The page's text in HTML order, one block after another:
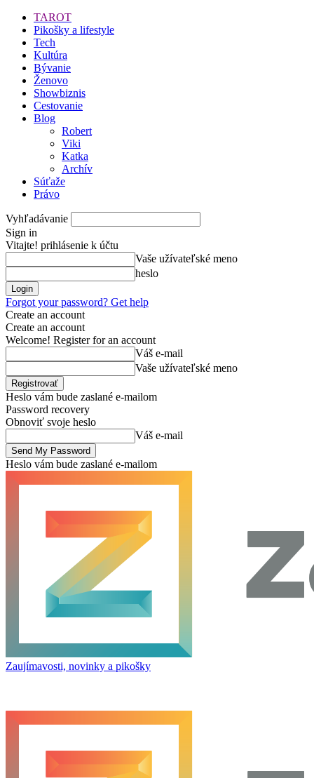
TAROT
Pikošky a lifestyle
Tech
Kultúra
Bývanie
Ženovo
Showbiznis
Cestovanie
Blog
Robert
Viki
Katka
Archív
Súťaže
Právo
Vyhľadávanie
Sign in
Vitajte! prihlásenie k účtu
Vaše užívateľské meno
heslo
Forgot your password? Get help
Create an account
Create an account
Welcome! Register for an account
Váš e-mail
Vaše užívateľské meno
Heslo vám bude zaslané e-mailom
Password recovery
Obnoviť svoje heslo
Váš e-mail
Heslo vám bude zaslané e-mailom
Zaujímavosti, novinky a pikošky